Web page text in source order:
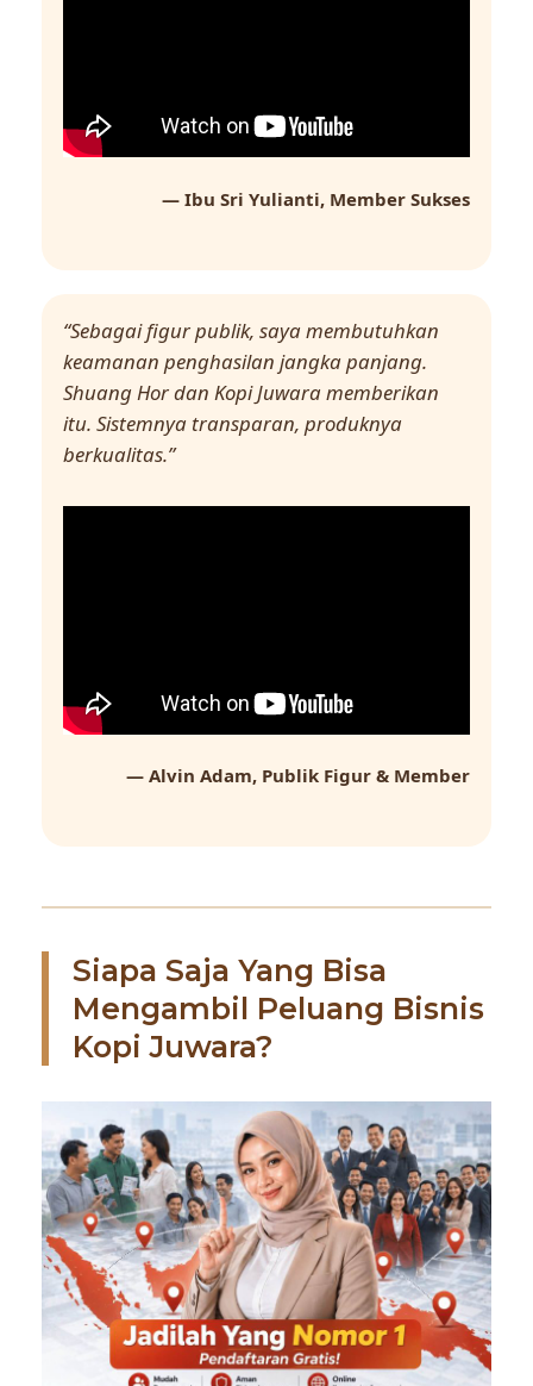
— Ibu Sri Yulianti, Member Sukses
“Sebagai figur publik, saya membutuhkan
keamanan penghasilan jangka panjang.
Shuang Hor dan Kopi Juwara memberikan
itu. Sistemnya transparan, produknya
berkualitas.”
— Alvin Adam, Publik Figur & Member
Siapa Saja Yang Bisa
Mengambil Peluang Bisnis
Kopi Juwara?